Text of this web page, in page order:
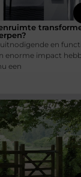
en
enorme impact
een